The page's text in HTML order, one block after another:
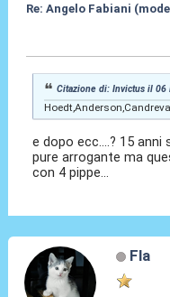
Re: Angelo Fabiani
Citazione di: Invictus il 06
e dopo ecc....? 15
pure arrogante ma
con 4 pippe...
Fla